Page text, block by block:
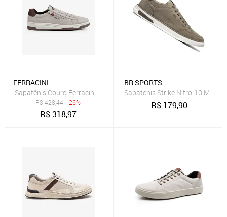
FERRACINI
Sapatênis Couro Ferracini Vox 8052 617C Bege Masculino
R$428,44 - 26%
R$318,97
BR SPORTS
Sapatenis Strike Nitro-10
R$ 179,90